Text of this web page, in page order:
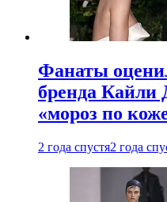
Фанаты
бренда Кайли
«мороз по
2 года спустя2 года